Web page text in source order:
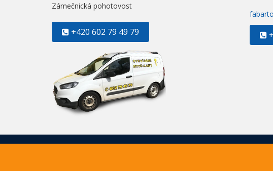
Zámečnická pohotovost
+420 602 79 49 79